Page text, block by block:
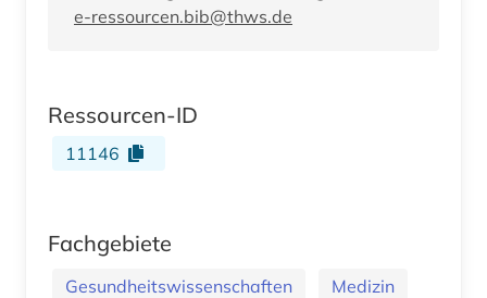
e-ressourcen.bib@thws.de
Ressourcen-ID
11146
Fachgebiete
Gesundheitswissenschaften
Medizin